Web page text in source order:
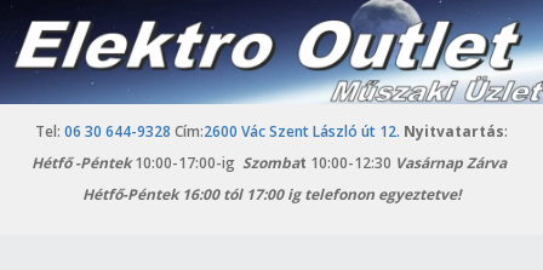
Skip
content
Tel: 06 30 644-9328 Cím:2600 Vác Szent László út 12. Nyitvatartás:
Hétfő -Péntek10:00-17:00-ig Szombat 10:00-12:30 Vasárnap Zárva
Hétfő-Péntek 16:00 tól 17:00 ig telefonon egyeztetve!